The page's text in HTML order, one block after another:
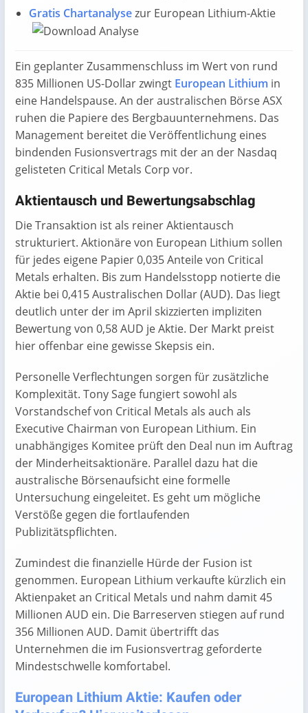
Gratis Chartanalysezur European Lithium-Aktie
Ein geplanter Zusammenschluss im Wert von rund
835 Millionen US-Dollar zwingt European Lithium in
eine Handelspause. An der australischen Börse ASX
ruhen die Papiere des Bergbauunternehmens. Das
Management bereitet die Veröffentlichung eines
bindenden Fusionsvertrags mit der an der Nasdaq
gelisteten Critical Metals Corp vor.
Aktientausch und Bewertungsabschlag
Die Transaktion ist als reiner Aktientausch
strukturiert. Aktionäre von European Lithium sollen
für jedes eigene Papier 0,035 Anteile von Critical
Metals erhalten. Bis zum Handelsstopp notierte die
Aktie bei 0,415 Australischen Dollar (AUD). Das liegt
deutlich unter der im April skizzierten impliziten
Bewertung von 0,58 AUD je Aktie. Der Markt preist
hier offenbar eine gewisse Skepsis ein.
Personelle Verflechtungen sorgen für zusätzliche
Komplexität. Tony Sage fungiert sowohl als
Vorstandschef von Critical Metals als auch als
Executive Chairman von European Lithium. Ein
unabhängiges Komitee prüft den Deal nun im Auftrag
der Minderheitsaktionäre. Parallel dazu hat die
australische Börsenaufsicht eine formelle
Untersuchung eingeleitet. Es geht um mögliche
Verstöße gegen die fortlaufenden
Publizitätspflichten.
Zumindest die finanzielle Hürde der Fusion ist
genommen. European Lithium verkaufte kürzlich ein
Aktienpaket an Critical Metals und nahm damit 45
Millionen AUD ein. Die Barreserven stiegen auf rund
356 Millionen AUD. Damit übertrifft das
Unternehmen die im Fusionsvertrag geforderte
Mindestschwelle komfortabel.
European Lithium Aktie: Kaufen oder